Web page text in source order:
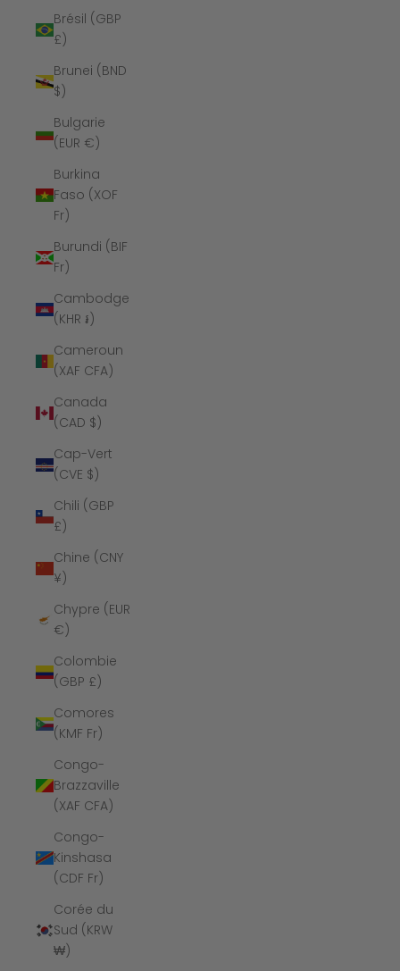
Brésil (GBP
£)
Brunei (BND
$)
Bulgarie
(EUR €)
Burkina
Faso (XOF
Fr)
Burundi (BIF
Fr)
Cambodge
(KHR ៛)
Cameroun
(XAF CFA)
Canada
(CAD $)
Cap-Vert
(CVE $)
Chili (GBP
£)
Chine (CNY
¥)
Chypre (EUR
€)
Colombie
(GBP £)
Comores
(KMF Fr)
Congo-
Brazzaville
(XAF CFA)
Congo-
Kinshasa
(CDF Fr)
Corée du
Sud (KRW
₩)